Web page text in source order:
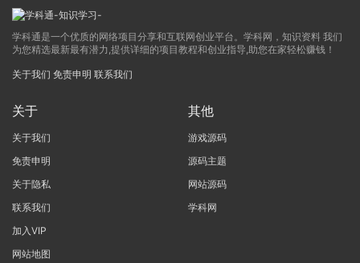
学科通是一个优质的网络项目分享和互联网创业平台。学科网，知识资料 我们
为您精选最新最有潜力,提供详细的项目教程和创业指导,助您在家轻松赚钱！
关于我们 免责申明 联系我们
关于
关于我们
免责申明
关于隐私
联系我们
加入VIP
网站地图
其他
游戏源码
源码主题
网站源码
学科网